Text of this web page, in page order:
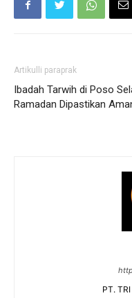
Artikulli paraprak
Ibadah Tarwih di Poso
Ramadan Dipastikan
PT.